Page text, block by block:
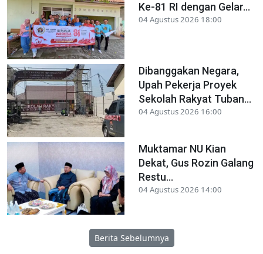
Ke-81 RI dengan Gelar...
04 Agustus 2026 18:00
Dibanggakan Negara,
Upah Pekerja Proyek
Sekolah Rakyat Tuban...
04 Agustus 2026 16:00
Muktamar NU Kian
Dekat, Gus Rozin Galang
Restu...
04 Agustus 2026 14:00
Berita Sebelumnya